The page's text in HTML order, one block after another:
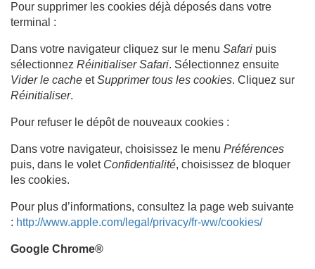
Pour supprimer les cookies déjà déposés dans votre
terminal :
Dans votre navigateur cliquez sur le menu Safari puis
sélectionnez Réinitialiser Safari. Sélectionnez ensuite
Vider le cache etSupprimer tous les cookies. Cliquez sur
Réinitialiser.
Pour refuser le dépôt de nouveaux cookies :
Dans votre navigateur, choisissez le menu Préférences
puis, dans le volet Confidentialité, choisissez de bloquer
les cookies.
Pour plus d’informations, consultez la page web suivante
: http://www.apple.com/legal/privacy/fr-ww/cookies/
Google Chrome®